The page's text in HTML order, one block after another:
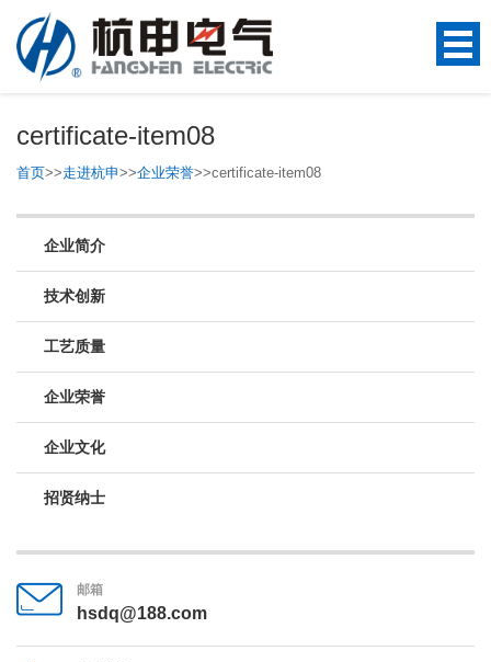
certificate-item08
首页>>走进杭申>>企业荣誉>>certificate-item08
企业简介
技术创新
工艺质量
企业荣誉
企业文化
招贤纳士
邮箱
hsdq@188.com